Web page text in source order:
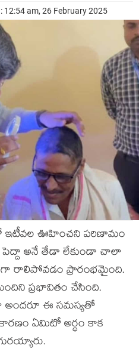
12:54 am, 26 February 2025
ఇటీవల ఊహించని పరిణామం
పెద్దా అనే తేడా లేకుండా చాలా
రాలిపోవడం ప్రారంభమైంది.
ప్రభావితం చేసింది.
అందరూ ఈ సమస్యతో
ఏమిటో అర్థం కాక